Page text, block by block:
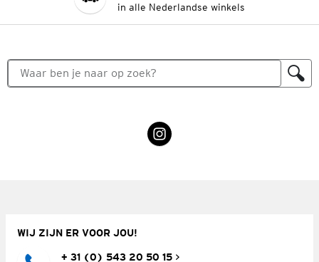
in alle Nederlandse winkels
WIJ ZIJN ER VOOR JOU!
+ 31 (0) 543 20 50 15